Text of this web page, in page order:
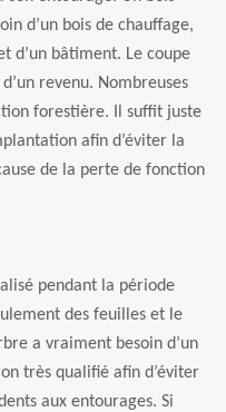
d’un bois de chauffage,
d’un bâtiment. Le coupe
revenu. Nombreuses
forestière. Il suffit juste
afin d’éviter la
de la perte de fonction
pendant la période
des feuilles et le
a vraiment besoin d’un
très qualifié afin d’éviter
aux entourages. Si